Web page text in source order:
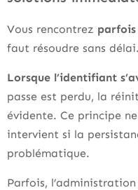
Vous rencontrez parfois
faut résoudre sans délai.
Lorsque l’identifiant
passe est perdu, la
évidente. Ce principe
intervient si la
problématique.
Parfois,